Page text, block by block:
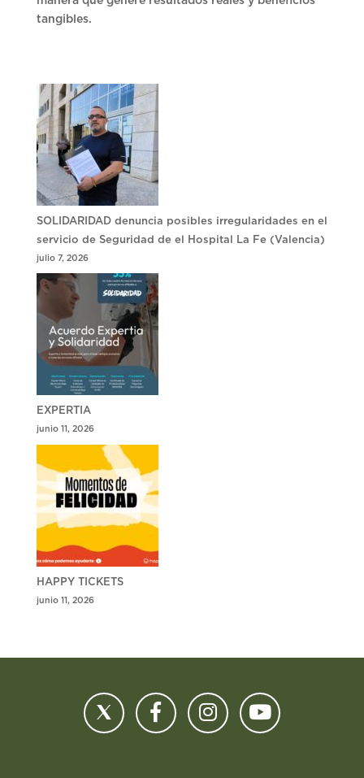
tangibles.
SOLIDARIDAD denuncia posibles irregularidades en el
servicio de Seguridad de el Hospital La Fe (Valencia)
julio 7, 2026
EXPERTIA
junio 11, 2026
HAPPY TICKETS
junio 11, 2026